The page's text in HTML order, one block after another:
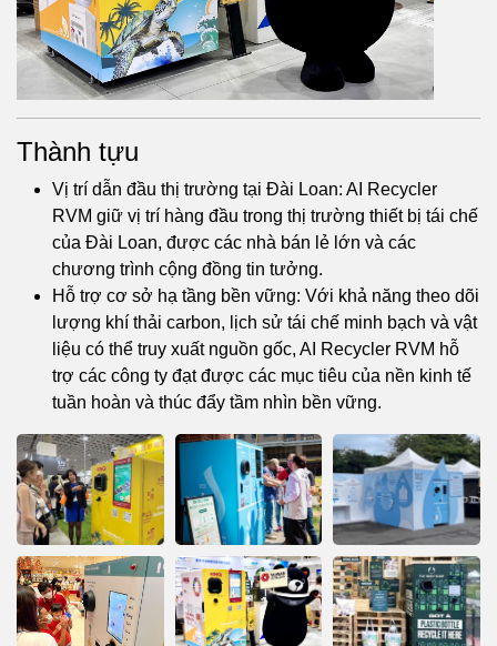
Thành tựu
Vị trí dẫn đầu thị trường tại Đài Loan: AI Recycler
RVM giữ vị trí hàng đầu trong thị trường thiết bị tái chế
của Đài Loan, được các nhà bán lẻ lớn và các
chương trình cộng đồng tin tưởng.
Hỗ trợ cơ sở hạ tầng bền vững: Với khả năng theo dõi
lượng khí thải carbon, lịch sử tái chế minh bạch và vật
liệu có thể truy xuất nguồn gốc, AI Recycler RVM hỗ
trợ các công ty đạt được các mục tiêu của nền kinh tế
tuần hoàn và thúc đẩy tầm nhìn bền vững.